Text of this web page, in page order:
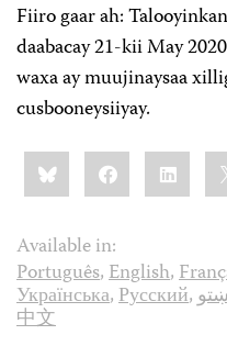
Fiiro gaar ah:
daabacay 21-kii May
waxa ay muujinaysaa
cusbooneysiiyay.
Share
this:BlueskyFacebookLinkedIn
Available in:
Português,English,
Українська,Русский,
中文